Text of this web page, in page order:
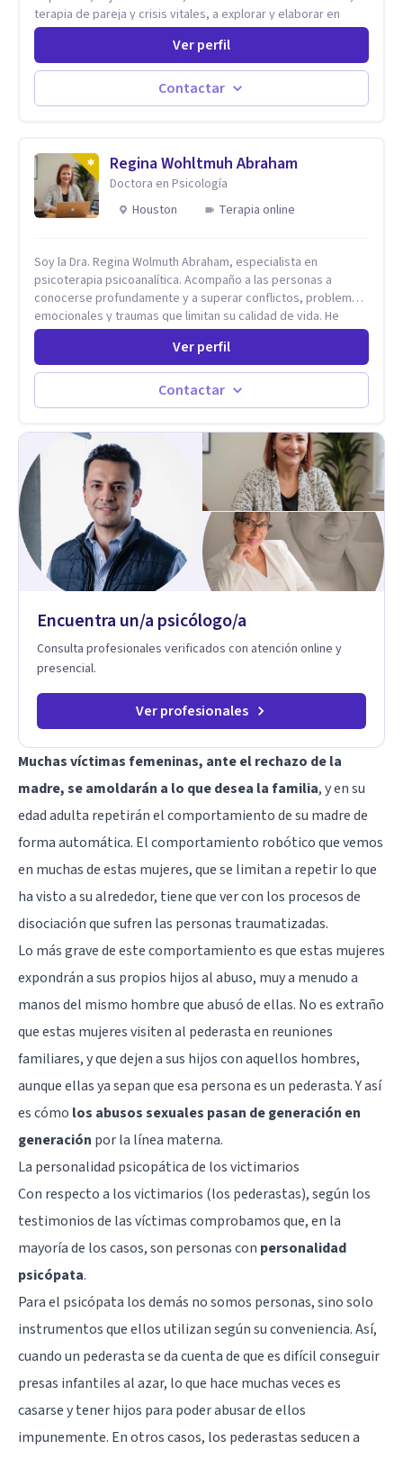
terapia de pareja y crisis vitales, a explorar y elaborar en
profundidad los conflictos internos que generan malestar en
autoconocimiento y análisis, es posible acceder a las
historias personales, elaborar las experiencias del pasado y
resignificarlas, liberando su influencia para construir un futuro
esta conversación abierta y del trabajo analítico conjunto, se
exploran las vivencias que aún condicionan el presente, se les
otorga un nuevo sentido y se transforma su impacto
emocional. De esta forma, los pacientes logran mayor
vida y relaciones personales.
Ver perfil
Contactar
Regina Wohltmuh Abraham
Doctora en Psicología
Houston
Terapia online
Soy la Dra. Regina Wolmuth Abraham, especialista en
psicoterapia psicoanalítica. Acompaño a las personas a
conocerse profundamente y a superar conflictos, problemas
emocionales y traumas que limitan su calidad de vida. He
trabajado en reconocidas instituciones como el Hospital
Psiquiátrico San Rafael, Instituto Psiquiátrico MENDAO, San
Bernardino, Hospital Psiquiátrico Infantil y el Centro de
Integración Juvenil. Además, tuve el privilegio de colaborar
en comunidades como Olivar del Conde y Xochimilco, lo que
Ver perfil
Contactar
Encuentra un/a psicólogo/a
Consulta profesionales verificados con atención online y
presencial.
Ver profesionales
Muchas víctimas femeninas, ante el rechazo de la
madre, se amoldarán a lo que desea la familia, y en su
edad adulta repetirán el comportamiento de su madre de
forma automática. El comportamiento robótico que vemos
en muchas de estas mujeres, que se limitan a repetir lo que
ha visto a su alrededor, tiene que ver con los procesos de
disociaciónque sufren las personas traumatizadas.
Lo más grave de este comportamiento es que estas mujeres
expondrán a sus propios hijos al abuso, muy a menudo a
manos del mismo hombre que abusó de ellas. No es extraño
que estas mujeres visiten al pederasta en reuniones
familiares, y que dejen a sus hijos con aquellos hombres,
aunque ellas ya sepan que esa persona es un pederasta. Y así
es cómo los abusos sexuales pasan de generación en
generación por la línea materna.
La personalidad psicopática de los victimarios
Con respecto a los victimarios (los pederastas), según los
testimonios de las víctimas comprobamos que, en la
mayoría de los casos, son personas con personalidad
psicópata.
Para el psicópata los demás no somos personas, sino solo
instrumentos que ellos utilizan según su conveniencia. Así,
cuando un pederasta se da cuenta de que es difícil conseguir
presas infantiles al azar, lo que hace muchas veces es
casarse y tener hijos para poder abusar de ellos
impunemente. En otros casos, los pederastas seducen a